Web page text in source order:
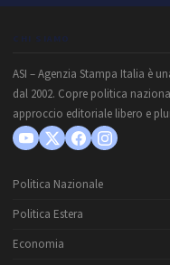
CHI SIAMO
ASI – Agenzia Stampa Italia è
dal 2002. Copre politica
approccio editoriale libero e
Politica Nazionale
Politica Estera
Economia